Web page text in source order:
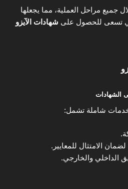
جميع مراحل العملية، مما يجعلها
تسعى للحصول على شهادات الآيزو
شاملة تشمل:
الامتثال للمعايير.
الداخلي والخارجي.